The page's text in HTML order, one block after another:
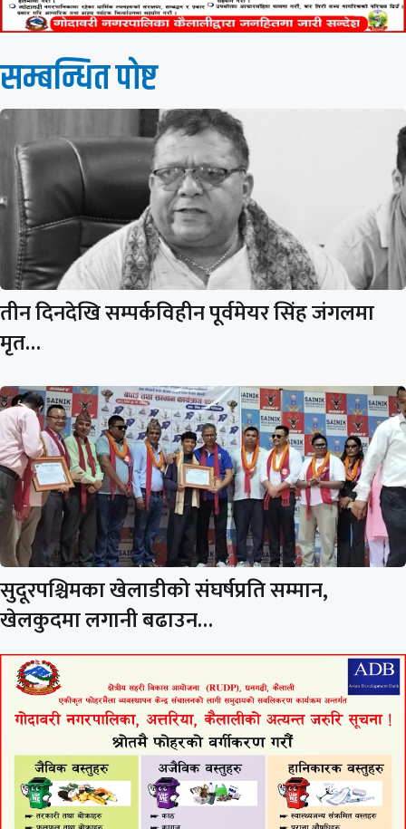
सम्बन्धित पाेष्ट
तीन दिनदेखि सम्पर्कविहीन पूर्वमेयर सिंह जंगलमा
मृत…
सुदूरपश्चिमका खेलाडीको संघर्षप्रति सम्मान,
खेलकुदमा लगानी बढाउन…